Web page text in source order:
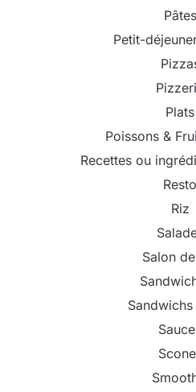
Pâtes
Petit-
Plats
Poissons &
Recettes ou
Resto
Riz
Salon